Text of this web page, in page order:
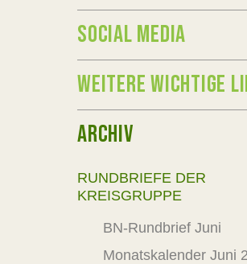
SOCIAL MEDIA
WEITERE WICHTIGE
ARCHIV
RUNDBRIEFE DER
KREISGRUPPE
BN-Rundbrief Juni
Monatskalender Juni